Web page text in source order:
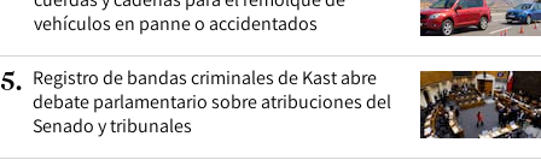
vehículos en panne o accidentados
5. Registro de bandas criminales de Kast abre
debate parlamentario sobre atribuciones del
Senado y tribunales